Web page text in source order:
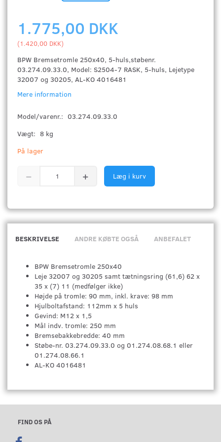
1.775,00 DKK
(1.420,00 DKK)
BPW Bremsetromle 250x40, 5-huls,støbenr.
03.274.09.33.0, Model: S2504-7 RASK, 5-huls, Lejetype
32007 og 30205, AL-KO 4016481
Mere information
Model/varenr.: 03.274.09.33.0
Vægt: 8 kg
På lager
Læg i kurv
BESKRIVELSE ANDRE KØBTE OGSÅ ANBEFALET
BPW Bremsetromle 250x40
Leje 32007 og 30205 samt tætningsring (61,6) 62 x
35 x (7) 11 (medfølger ikke)
Højde på tromle: 90 mm, inkl. krave: 98 mm
Hjulboltafstand: 112mm x 5 huls
Gevind: M12 x 1,5
Mål indv. tromle: 250 mm
Bremsebakkebredde: 40 mm
Støbe-nr. 03.274.09.33.0 og 01.274.08.68.1 eller
01.274.08.66.1
AL-KO 4016481
FIND OS PÅ